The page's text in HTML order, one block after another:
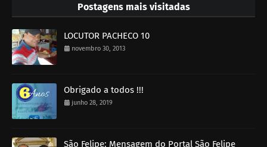
Postagens mais visitadas
LOCUTOR PACHECO 10
novembro 30, 2013
Obrigado a todos !!!
junho 28, 2019
São Felipe: Mensagem do Portal São Felipe